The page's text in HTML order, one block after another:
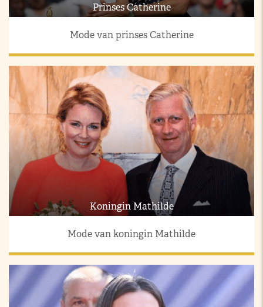
Prinses Catherine
Mode van prinses Catherine
Koningin Mathilde
Mode van koningin Mathilde